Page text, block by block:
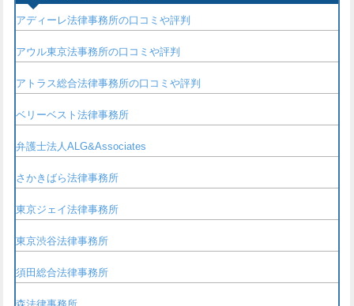
アディーレ法律事務所の口コミや評判
アウル東京法事務所の口コミや評判
アトラス総合法律事務所の口コミや評判
ベリーベスト法律事務所
弁護士法人ALG&Associates
さかきばら法律事務所
東京ジェイ法律事務所
東京渋谷法律事務所
須田総合法律事務所